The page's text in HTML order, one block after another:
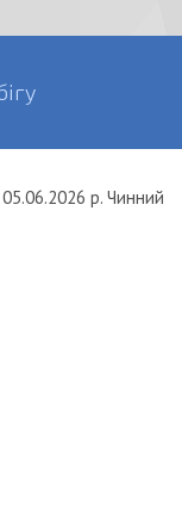
05.06.2026 р.Чинний